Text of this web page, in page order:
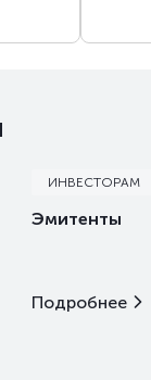
ИНВЕСТОРАМ
Эмитенты
Подробнее